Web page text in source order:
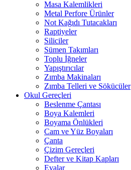
Masa Kalemlikleri
Metal Perfore Ürünler
Not Kağıdı Tutacakları
Raptiyeler
Siliciler
Sümen Takımları
Toplu İğneler
Yapıştırıcılar
Zımba Makinaları
Zımba Telleri ve Sökücüler
Okul Gereçleri
Beslenme Çantası
Boya Kalemleri
Boyama Önlükleri
Cam ve Yüz Boyaları
Çanta
Çizim Gereçleri
Defter ve Kitap Kapları
Evalar